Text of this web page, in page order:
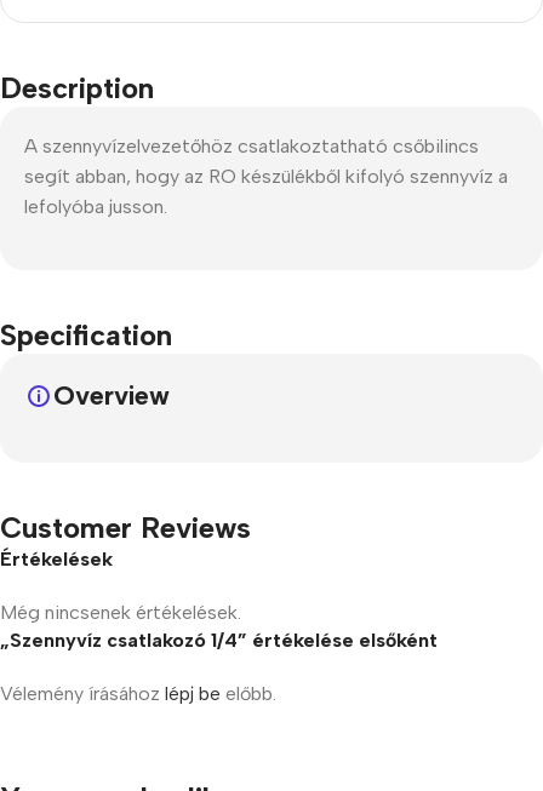
Description
A szennyvízelvezetőhöz csatlakoztatható csőbilincs
segít abban, hogy az RO készülékből kifolyó szennyvíz a
lefolyóba jusson.
Specification
Overview
Customer Reviews
Értékelések
Még nincsenek értékelések.
„Szennyvíz csatlakozó 1/4” értékelése elsőként
Vélemény írásához lépj be előbb.